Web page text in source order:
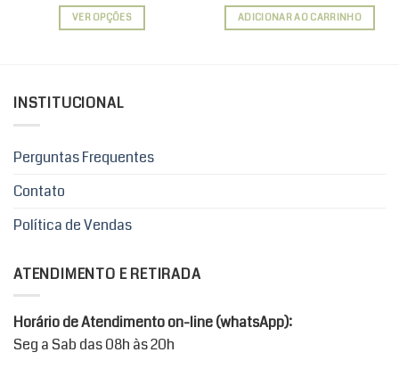
VER OPÇÕES
várias
variantes.
opções
podem
na
produto
ADICIONAR AO CARRINHO
INSTITUCIONAL
Perguntas Frequentes
Contato
Política de Vendas
ATENDIMENTO E RETIRADA
Horário de Atendimento on-line (whatsApp):
Seg a Sab das 08h às 20h